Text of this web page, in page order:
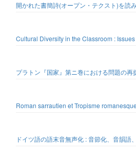
開かれた書簡詩(オープン・テクスト)を読
Cultural Diversity in the Classroom :
プラトン『国家』第ニ巻における問題の再
Roman sarrautien et Tropisme
ドイツ語の語末音無声化 : 音節化、音韻語